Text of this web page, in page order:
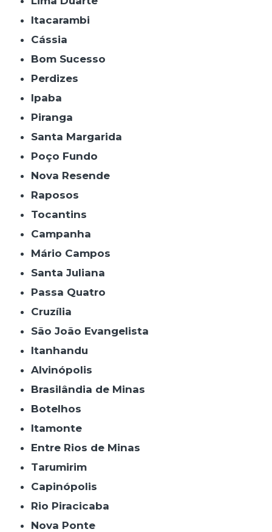
Itacarambi
Cássia
Bom Sucesso
Perdizes
Ipaba
Piranga
Santa Margarida
Poço Fundo
Nova Resende
Raposos
Tocantins
Campanha
Mário Campos
Santa Juliana
Passa Quatro
Cruzília
São João Evangelista
Itanhandu
Alvinópolis
Brasilândia de Minas
Botelhos
Itamonte
Entre Rios de Minas
Tarumirim
Capinópolis
Rio Piracicaba
Nova Ponte